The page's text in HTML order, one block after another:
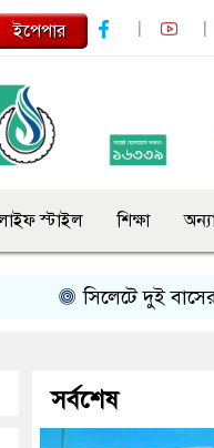
ইপেপার
স্টাইল শিক্ষা
সিলেটে দুই বাসের
সর্বশেষ